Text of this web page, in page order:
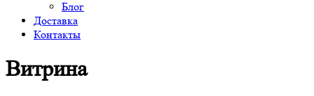
Блог
Доставка
Контакты
Витрина